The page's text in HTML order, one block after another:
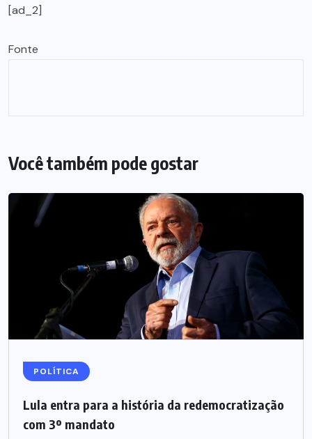
[ad_2]
Fonte
Você também pode gostar
POLÍTICA
Lula entra para a história da redemocratização
com 3º mandato